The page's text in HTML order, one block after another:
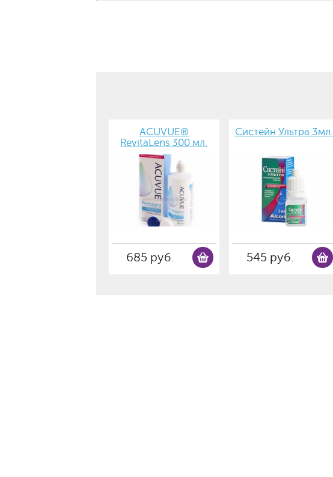
ACUVUE®
RevitaLens 300 мл.
685 руб.
Систейн Ультра 3мл.
545 руб.